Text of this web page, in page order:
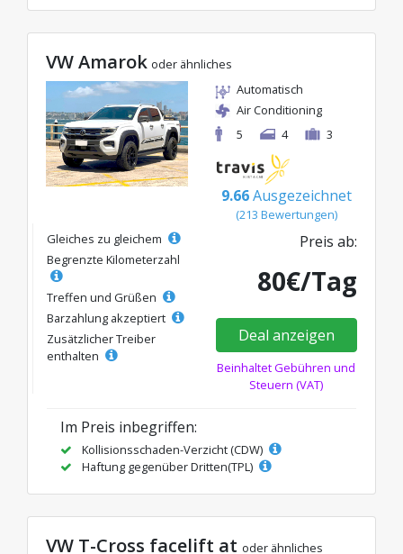
VW Amarok oder ähnliches
Automatisch
Air Conditioning
5
4 3
9.66 Ausgezeichnet
(213 Bewertungen)
Gleiches zu gleichem
Begrenzte Kilometerzahl
Treffen und Grüßen
Barzahlung akzeptiert
Zusätzlicher Treiber
enthalten
Preis ab:
80€/Tag
Deal anzeigen
Beinhaltet Gebühren und
Steuern (VAT)
Im Preis inbegriffen:
Kollisionsschaden-Verzicht (CDW)
Haftung gegenüber Dritten(TPL)
VW T-Cross facelift at oder ähnliches